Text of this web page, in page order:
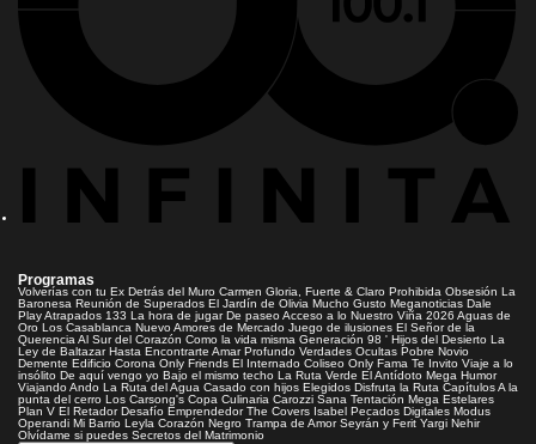
Programas
Volverías con tu Ex Detrás del Muro Carmen Gloria, Fuerte & Claro Prohibida Obsesión La
Baronesa Reunión de Superados El Jardín de Olivia Mucho Gusto Meganoticias Dale
PlayAtrapados 133 La hora de jugar De paseoAcceso a lo Nuestro Viña 2026 Aguas de
Oro Los Casablanca Nuevo Amores de Mercado Juego de ilusiones El Señor de la
Querencia Al Sur del Corazón Como la vida misma Generación 98 ' Hijos del Desierto La
Ley de Baltazar Hasta Encontrarte Amar Profundo Verdades Ocultas Pobre Novio
Demente Edificio Corona Only Friends El Internado Coliseo Only Fama Te Invito Viaje a lo
insólito De aquí vengo yo Bajo el mismo techo La Ruta Verde El Antídoto Mega Humor
Viajando Ando La Ruta del Agua Casado con hijos Elegidos Disfruta la Ruta CapítulosA la
punta del cerro Los Carsong's Copa Culinaria Carozzi Sana Tentación Mega Estelares
Plan V El Retador Desafío Emprendedor The Covers Isabel Pecados Digitales Modus
Operandi Mi Barrio Leyla Corazón Negro Trampa de Amor Seyrán y Ferit Yargi Nehir
Olvídame si puedes Secretos del Matrimonio